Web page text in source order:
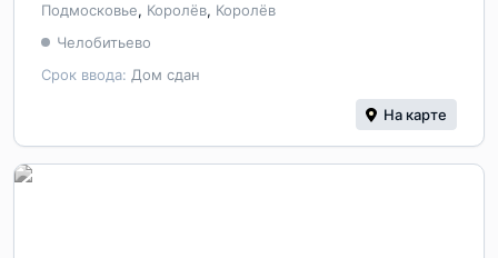
Подмосковье, Королёв, Королёв
Срок ввода: Дом сдан
Челобитьево
На карте